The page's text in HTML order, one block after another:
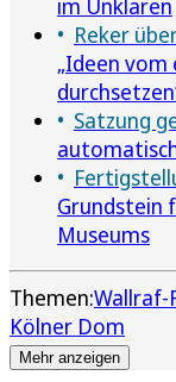
Reker
„Ideen
Satzung
Grundstein
Museums
Themen:Wallraf-
Kölner Dom
Mehr anzeigen